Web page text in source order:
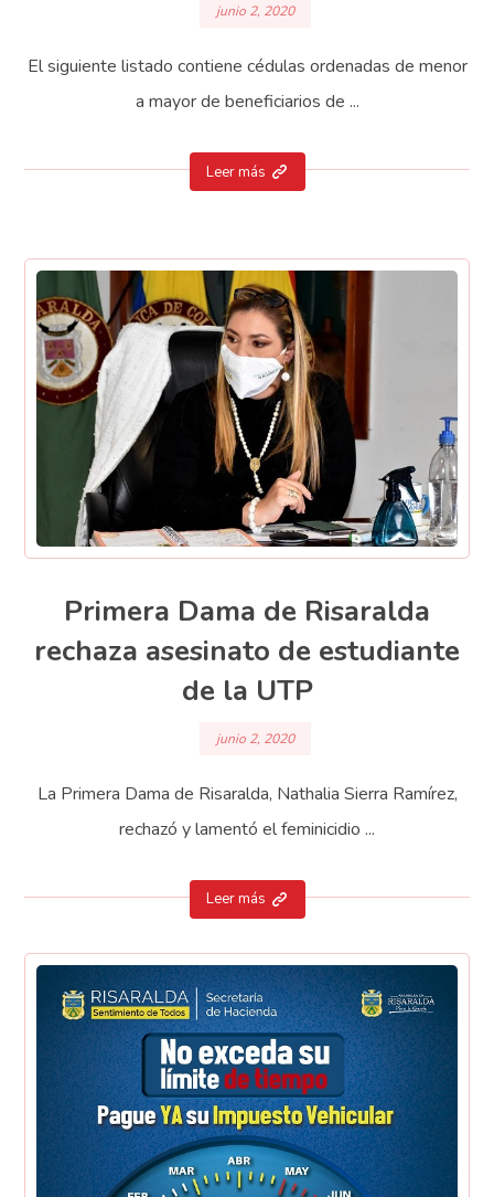
junio 2, 2020
El siguiente listado contiene cédulas ordenadas de menor
a mayor de beneficiarios de ...
Leer más
Primera Dama de Risaralda
rechaza asesinato de estudiante
de la UTP
junio 2, 2020
La Primera Dama de Risaralda, Nathalia Sierra Ramírez,
rechazó y lamentó el feminicidio ...
Leer más